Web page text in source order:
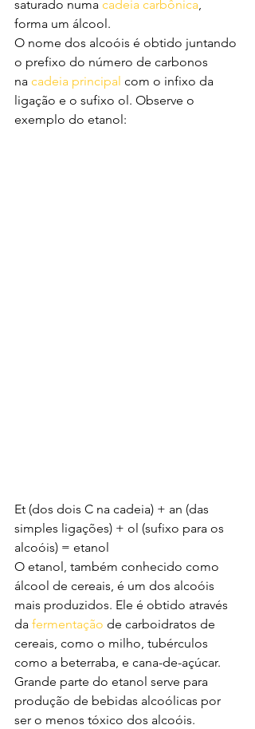
saturado numa cadeia carbônica,
forma um álcool.
O nome dos alcoóis é obtido juntando
o prefixo do número de carbonos
na cadeia principal com o infixo da
ligação e o sufixo ol. Observe o
exemplo do etanol:
Et (dos dois C na cadeia) + an (das
simples ligações) + ol (sufixo para os
alcoóis) = etanol
O etanol, também conhecido como
álcool de cereais, é um dos alcoóis
mais produzidos. Ele é obtido através
da fermentação de carboidratos de
cereais, como o milho, tubérculos
como a beterraba, e cana-de-açúcar.
Grande parte do etanol serve para
produção de bebidas alcoólicas por
ser o menos tóxico dos alcoóis.